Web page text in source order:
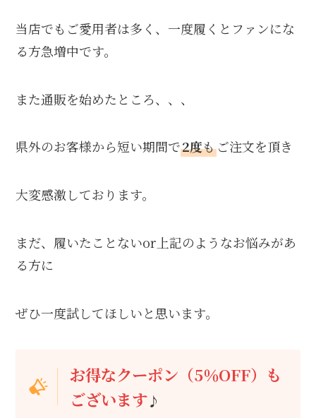
当店でもご愛用者は多く、一度履くとファンにな
る方急増中です。
また通販を始めたところ、、、
県外のお客様から短い期間で2度もご注文を頂き
大変感激しております。
まだ、履いたことないor上記のようなお悩みがあ
る方に
ぜひ一度試してほしいと思います。
お得なクーポン（5％OFF）も
ございます♪